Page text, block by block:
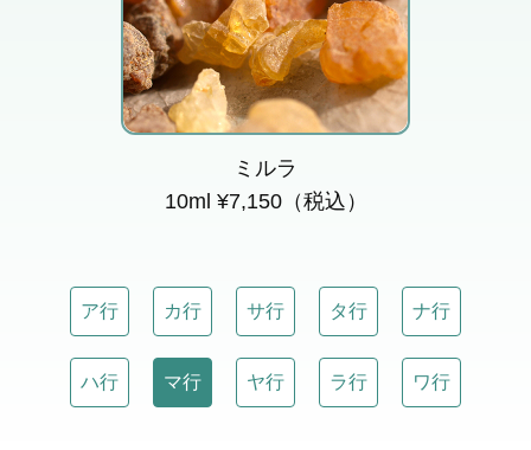
る精油。
ミルラ
10ml ¥7,150（税込）
ア行 カ行 サ行 タ行 ナ行
ハ行 マ行 ヤ行 ラ行 ワ行